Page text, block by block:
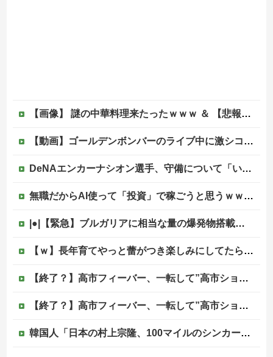
【画像】 謎の中華料理来たったｗｗｗ ＆ 【悲報】近所の謎の台湾料理屋、遂に値上げ
【動画】ゴールデンボンバーのライブ中に激シコ女さんが乱入してしまうｗｗｗｗｗ
DeNAエンカーナシオン選手、守備について「いくら得点しても、エラーを重ねれば逆転されてしまう。そういう意味から自分にとっては、打撃よりも守備の方が大事」
無職だからAI使って「投資」で稼ごうと思うｗｗｗｗｗ他
|●|【緊急】ブルガリアに相当な量の爆発物搭載したドローンが侵入！ルーマニア国境付近で爆発「おいウクライナ軍がよく使う機種だぞ」
【ｗ】長年育てやっと蕾がつき楽しみにしてたら動物の死肉に擬態（外観・腐肉臭）する花が！
【終了？】高市フィーバー、一転して”高市ショック”へ…支持率も市場も急降下ｗｗｗｗｗｗｗｗ
【終了？】高市フィーバー、一転して”高市ショック”へ…支持率も市場も急降下ｗｗｗｗｗｗｗｗ
韓国人「日本の村上宗隆、100マイルのシンカーを逆方向に・・・2戦連発の26号ソロホームラン」→「羨ましすぎる 韓国はこんな打者がいなのか」「ア...